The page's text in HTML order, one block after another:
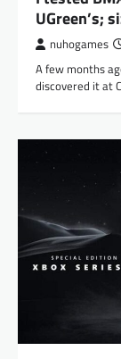
UGreen’s;
nuhogames
A few months
discovered it at